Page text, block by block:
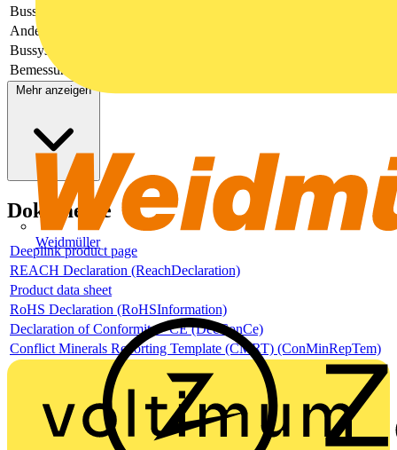
Weidmüller
Bussystem LON
Andere Bussysteme
Bussystem Funkbus
Bemessungsspannung
Mehr anzeigen
Dokumente
Deeplink product page
REACH Declaration (ReachDeclaration)
Product data sheet
RoHS Declaration (RoHSInformation)
Declaration of Conformity - CE (DecConCe)
Conflict Minerals Reporting Template (CMRT) (ConMinRepTem)